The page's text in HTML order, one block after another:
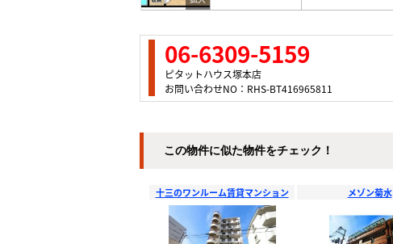
06-6309-5159
ピタットハウス塚本店
お問い合わせNO：RHS-BT416965811
この物件に似た物件をチェック！
十三のワンルーム賃貸マンション メゾン菊水